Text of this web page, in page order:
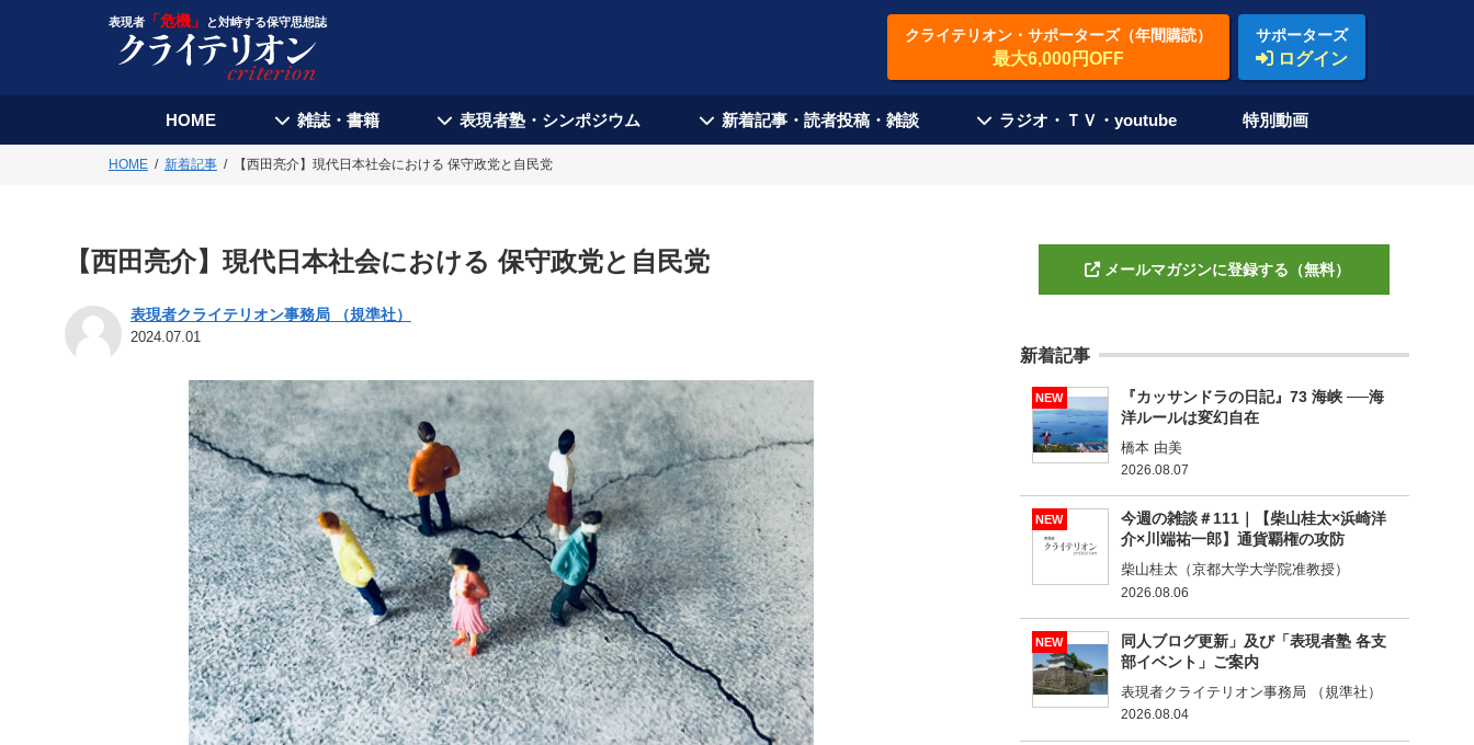
表現者「危機」 と対峙する保守思想誌
クライテリオン・サポーターズ（年間購読）
最大6,000円OFF
サポーターズ
ログイン
HOME 雑誌・書籍 表現者塾・シンポジウム 新着記事・読者投稿・雑談 ラジオ・ＴＶ・youtube 特別動画
HOME 新着記事 【西田亮介】現代日本社会における 保守政党と自民党
【西田亮介】現代日本社会における 保守政党と自民党
表現者クライテリオン事務局 （規準社）
2024.07.01
メールマガジンに登録する（無料）
新着記事
NEW
『カッサンドラの日記』73 海峡 ──海
洋ルールは変幻自在
橋本 由美
2026.08.07
NEW
今週の雑談＃111｜【柴山桂太×浜崎洋
介×川端祐一郎】通貨覇権の攻防
柴山桂太（京都大学大学院准教授）
2026.08.06
NEW
同人ブログ更新」及び「表現者塾 各支
部イベント」ご案内
表現者クライテリオン事務局 （規準社）
2026.08.04